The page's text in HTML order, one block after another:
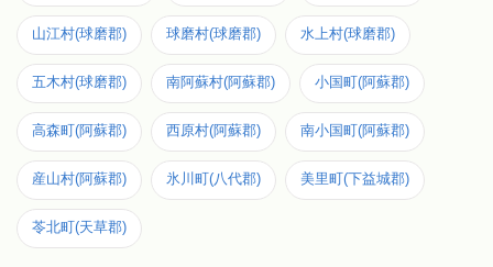
山江村(球磨郡) 球磨村(球磨郡) 水上村(球磨郡)
五木村(球磨郡) 南阿蘇村(阿蘇郡) 小国町(阿蘇郡)
高森町(阿蘇郡) 西原村(阿蘇郡) 南小国町(阿蘇郡)
産山村(阿蘇郡) 氷川町(八代郡) 美里町(下益城郡)
苓北町(天草郡)